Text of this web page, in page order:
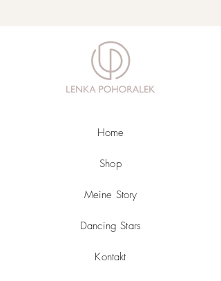
Home
Shop
Meine Story
Dancing Stars
Kontakt